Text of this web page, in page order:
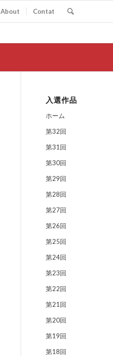
About Contat
入選作品
ホーム
第32回
第31回
第30回
第29回
第28回
第27回
第26回
第25回
第24回
第23回
第22回
第21回
第20回
第19回
第18回